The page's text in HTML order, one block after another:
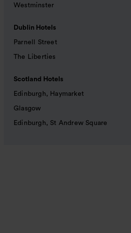
Westminster
Dublin Hotels
Parnell Street
The Liberties
Scotland Hotels
Edinburgh, Haymarket
Glasgow
Edinburgh, St Andrew Square